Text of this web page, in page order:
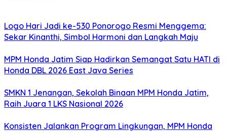
Logo Hari Jadi ke-530 Ponorogo Resmi Menggema:
Sekar Kinanthi, Simbol Harmoni dan Langkah Maju
MPM Honda Jatim Siap Hadirkan Semangat Satu HATI di
Honda DBL 2026 East Java Series
SMKN 1 Jenangan, Sekolah Binaan MPM Honda Jatim,
Raih Juara 1 LKS Nasional 2026
Konsisten Jalankan Program Lingkungan, MPM Honda